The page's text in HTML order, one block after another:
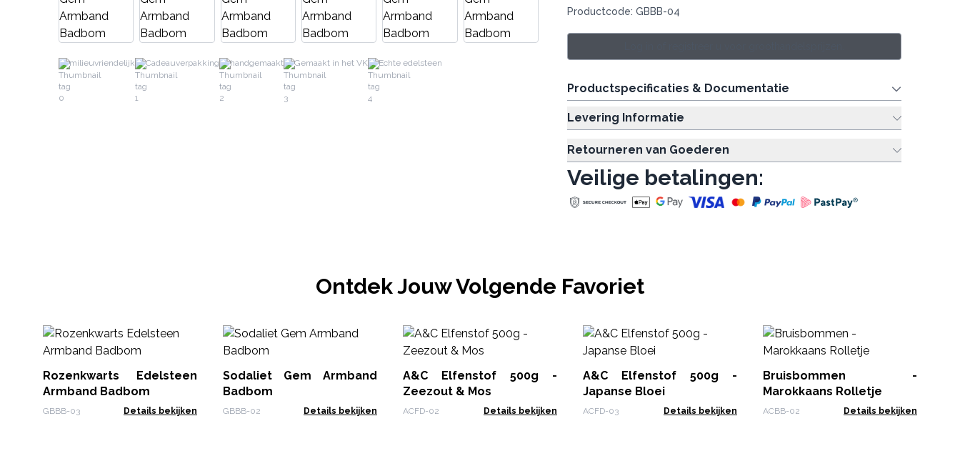
milieuvriendelijk Cadeauverpakking handgemaakt Gemaakt in het VK Echte edelsteen
Productcode: GBBB-04
Productspecificaties & Documentatie
Levering Informatie
Retourneren van Goederen
Veilige betalingen:
Ontdek Jouw Volgende Favoriet
Rozenkwarts Edelsteen
Armband Badbom
GBBB-03 Details bekijken
Sodaliet Gem Armband
Badbom
GBBB-02 Details bekijken
A&C Elfenstof 500g -
Zeezout & Mos
ACFD-02 Details bekijken
A&C Elfenstof 500g -
Japanse Bloei
ACFD-03 Details bekijken
Bruisbommen -
Marokkaans Rolletje
ACBB-02 Details bekijken